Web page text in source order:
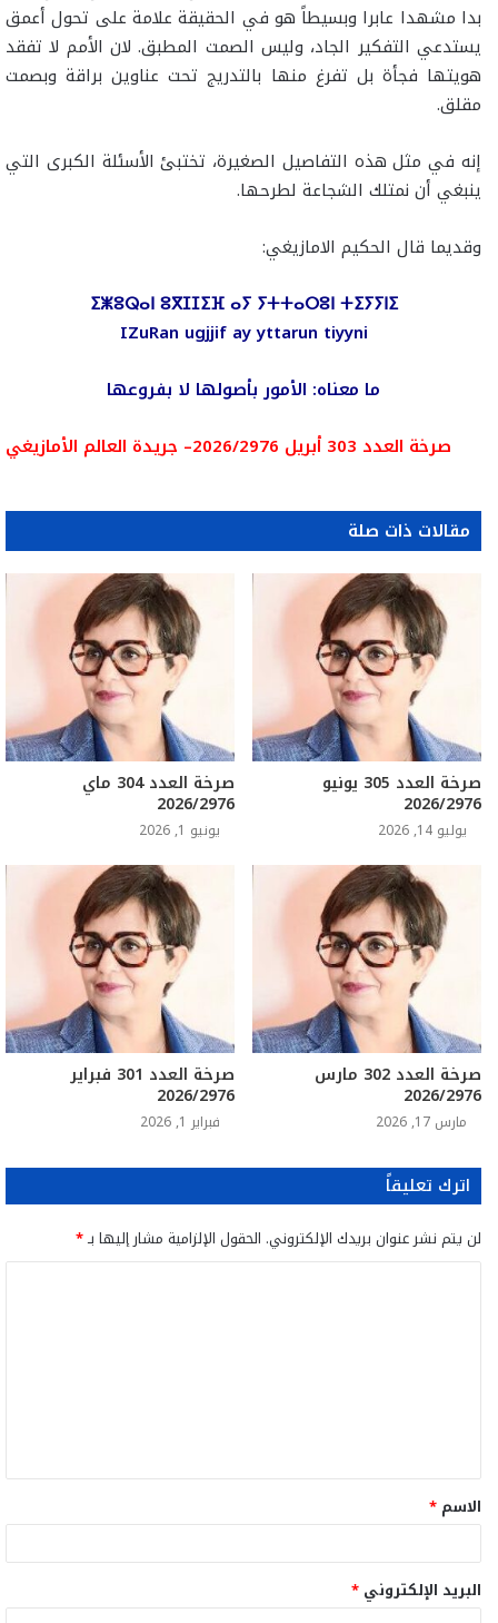
بدا مشهدا عابرا وبسيطاً هو في الحقيقة علامة على تحول أعمق
يستدعي التفكير الجاد، وليس الصمت المطبق. لان الأمم لا تفقد
هويتها فجأة بل تفرغ منها بالتدريج تحت عناوين براقة وبصمت
مقلق.
إنه في مثل هذه التفاصيل الصغيرة، تختبئ الأسئلة الكبرى التي
ينبغي أن نمتلك الشجاعة لطرحها.
وقديما قال الحكيم الامازيغي:
ⵉⵥⵓⵕⴰⵏ ⵓⴳⵊⵊⵉⴼ ⴰⵢ ⵢⵜⵜⴰⵔⵓⵏ ⵜⵉⵢⵢⵏⵉ
IZuRan ugjjif ay yttarun tiyyni
ما معناه: الأمور بأصولها لا بفروعها
صرخة العدد 303 أبريل 2026/2976– جريدة العالم الأمازيغي
مقالات ذات صلة
صرخة العدد 305 يونيو
2026/2976
يوليو 14, 2026
صرخة العدد 304 ماي
2026/2976
يونيو 1, 2026
صرخة العدد 302 مارس
2026/2976
مارس 17, 2026
صرخة العدد 301 فبراير
2026/2976
فبراير 1, 2026
اترك تعليقاً
لن يتم نشر عنوان بريدك الإلكتروني. الحقول الإلزامية مشار إليها بـ*
ق
*
الاسم *
البريد الإلكتروني *